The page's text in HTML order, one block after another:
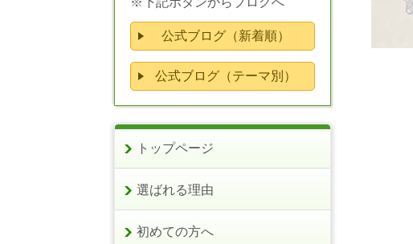
公式ブログ（新着順）
公式ブログ（テーマ別）
トップページ
選ばれる理由
初めての方へ